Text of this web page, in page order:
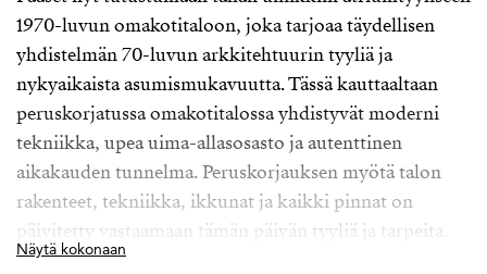
1970-luvun omakotitaloon, joka tarjoaa täydellisen
yhdistelmän 70-luvun arkkitehtuurin tyyliä ja
nykyaikaista asumismukavuutta. Tässä kauttaaltaan
peruskorjatussa omakotitalossa yhdistyvät moderni
tekniikka, upea uima-allasosasto ja autenttinen
aikakauden tunnelma. Peruskorjauksen myötä talon
rakenteet, tekniikka, ikkunat ja kaikki pinnat on
päivitetty vastaamaan tämän päivän tyyliä ja tarpeita.
Remontissa on säilytetty aikakaudelle tyypillinen
Näytä kokonaan